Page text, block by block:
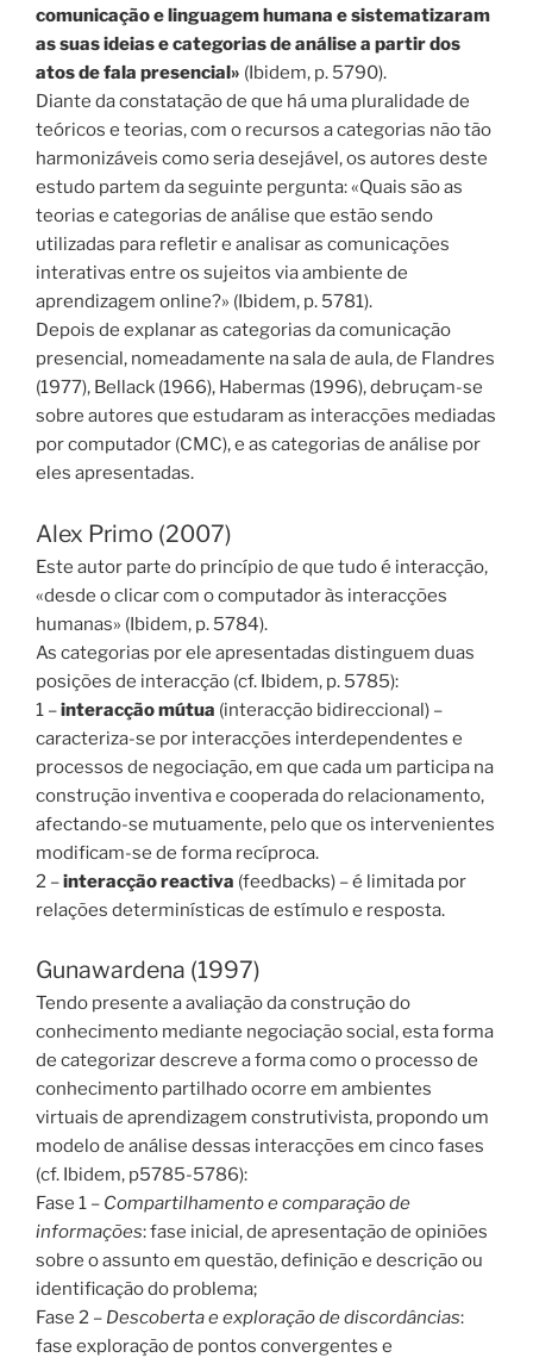
comunicação e linguagem humana e sistematizaram
as suas ideias e categorias de análise a partir dos
atos de fala presencial» (Ibidem, p. 5790).
Diante da constatação de que há uma pluralidade de
teóricos e teorias, com o recursos a categorias não tão
harmonizáveis como seria desejável, os autores deste
estudo partem da seguinte pergunta: «Quais são as
teorias e categorias de análise que estão sendo
utilizadas para refletir e analisar as comunicações
interativas entre os sujeitos via ambiente de
aprendizagem online?» (Ibidem, p. 5781).
Depois de explanar as categorias da comunicação
presencial, nomeadamente na sala de aula, de Flandres
(1977), Bellack (1966), Habermas (1996), debruçam-se
sobre autores que estudaram as interacções mediadas
por computador (CMC), e as categorias de análise por
eles apresentadas.
Alex Primo (2007)
Este autor parte do princípio de que tudo é interacção,
«desde o clicar com o computador às interacções
humanas» (Ibidem, p. 5784).
As categorias por ele apresentadas distinguem duas
posições de interacção (cf. Ibidem, p. 5785):
1 –interacção mútua (interacção bidireccional) –
caracteriza-se por interacções interdependentes e
processos de negociação, em que cada um participa na
construção inventiva e cooperada do relacionamento,
afectando-se mutuamente, pelo que os intervenientes
modificam-se de forma recíproca.
2 –interacção reactiva (feedbacks) – é limitada por
relações determinísticas de estímulo e resposta.
Gunawardena (1997)
Tendo presente a avaliação da construção do
conhecimento mediante negociação social, esta forma
de categorizar descreve a forma como o processo de
conhecimento partilhado ocorre em ambientes
virtuais de aprendizagem construtivista, propondo um
modelo de análise dessas interacções em cinco fases
(cf. Ibidem, p5785-5786):
Fase 1 – Compartilhamento e comparação de
informações: fase inicial, de apresentação de opiniões
sobre o assunto em questão, definição e descrição ou
identificação do problema;
Fase 2 – Descoberta e exploração de discordâncias:
fase exploração de pontos convergentes e